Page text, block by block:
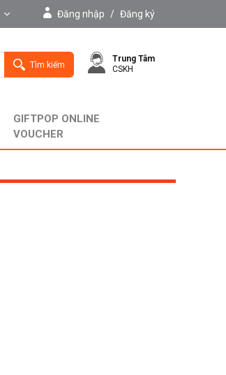
Đăng nhập / Đăng ký
Tìm kiếm
Trung Tâm
CSKH
GIFTPOP ONLINE
VOUCHER